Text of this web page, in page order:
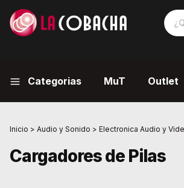
Categorias MuT Outlet
Inicio > Audio y Sonido > Electronica Audio y
Cargadores de Pilas